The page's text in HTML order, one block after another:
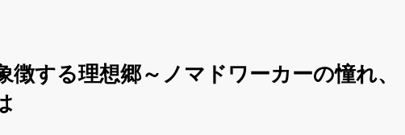
徴する理想郷～ノマドワーカーの憧れ、